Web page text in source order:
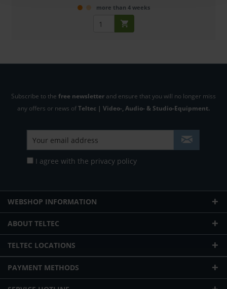
more than 4 weeks
Subscribe to the free newsletter and ensure that you will no longer miss
any offers or news ofTeltec | Video-, Audio- & Studio-Equipment.
I agree with the privacy policy
WEBSHOP INFORMATION
ABOUT TELTEC
TELTEC LOCATIONS
PAYMENT METHODS